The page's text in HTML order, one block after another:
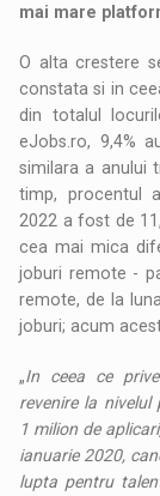
mai mare
O alta crestere
constata si in
din totalul
eJobs.ro, 9,4%
similara a anului
timp, procentul
2022 a fost de
cea mai mica
joburi remote -
remote, de la
joburi; acum
„In ceea ce
revenire la nivelul
1 milion de
ianuarie 2020,
lupta pentru